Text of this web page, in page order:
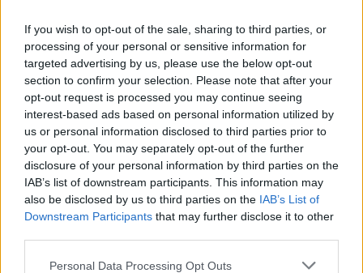
If you wish to opt-out of the sale, sharing to third parties, or
processing of your personal or sensitive information for
targeted advertising by us, please use the below opt-out
section to confirm your selection. Please note that after your
opt-out request is processed you may continue seeing
interest-based ads based on personal information utilized by
us or personal information disclosed to third parties prior to
your opt-out. You may separately opt-out of the further
disclosure of your personal information by third parties on the
IAB’s list of downstream participants. This information may
also be disclosed by us to third parties on the IAB’s List of
Downstream Participants that may further disclose it to other
Personal Data Processing Opt Outs